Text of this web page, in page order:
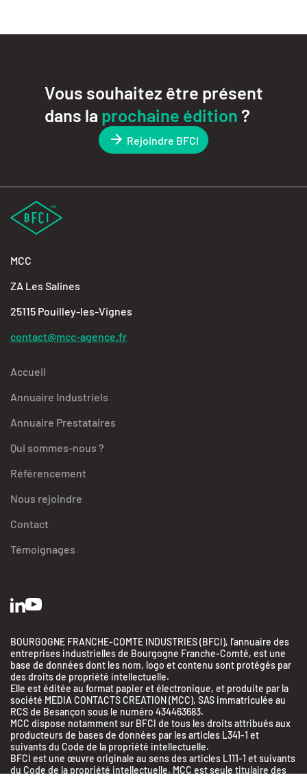
Vous souhaitez être présent
dans la prochaine édition?
Rejoindre BFCI
MCC
ZA Les Salines
25115 Pouilley-les-Vignes
contact@mcc-agence.fr
Accueil
Annuaire Industriels
Annuaire Prestataires
Qui sommes-nous ?
Référencement
Nous rejoindre
Contact
Témoignages
BOURGOGNE FRANCHE-COMTE INDUSTRIES (BFCI), l’annuaire des
entreprises industrielles de Bourgogne Franche-Comté, est une
base de données dont les nom, logo et contenu sont protégés par
des droits de propriété intellectuelle.
Elle est éditée au format papier et électronique, et produite par la
société MEDIA CONTACTS CREATION (MCC), SAS immatriculée au
RCS de Besançon sous le numéro 434463683.
MCC dispose notamment sur BFCI de tous les droits attribués aux
producteurs de bases de données par les articles L341-1 et
suivants du Code de la propriété intellectuelle.
BFCI est une œuvre originale au sens des articles L111-1 et suivants
du Code de la propriété intellectuelle. MCC est seule titulaire des